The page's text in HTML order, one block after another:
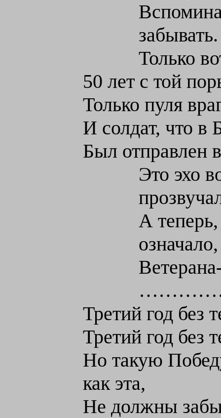
забывать.
Только
50 лет с той
Только пуля
И солдат, что в
Был отправлен
Это эхо
А
означало,
Третий год без
Третий год без
Но такую
как эта,
Не должны